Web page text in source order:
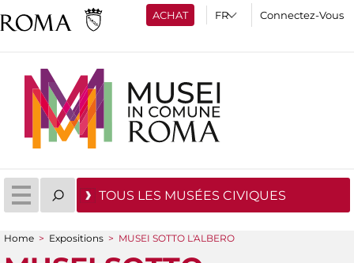
ACHAT Connectez-Vous
TOUS LES MUSÉES CIVIQUES
You are here
Home > Expositions > MUSEI SOTTO L'ALBERO